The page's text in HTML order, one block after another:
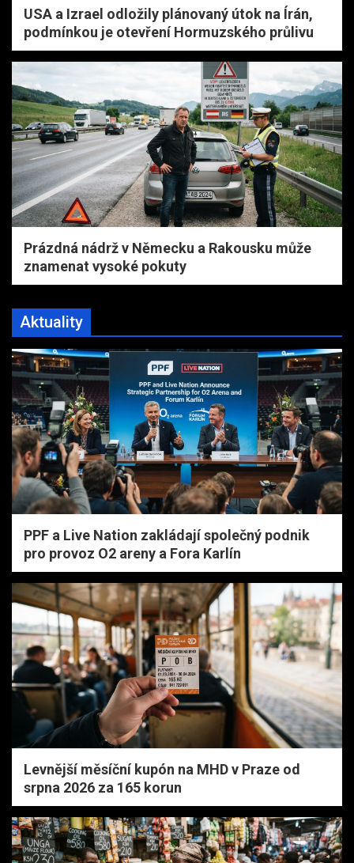
USA a Izrael odložily plánovaný útok na Írán,
podmínkou je otevření Hormuzského průlivu
Prázdná nádrž v Německu a Rakousku může
znamenat vysoké pokuty
Aktuality
PPF a Live Nation zakládají společný podnik
pro provoz O2 areny a Fora Karlín
Levnější měsíční kupón na MHD v Praze od
srpna 2026 za 165 korun